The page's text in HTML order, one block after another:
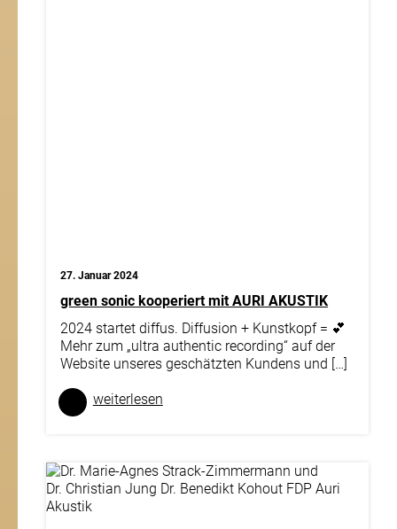
27. Januar 2024
green sonic kooperiert mit AURI AKUSTIK
2024 startet diffus. Diffusion + Kunstkopf = 💕
Mehr zum „ultra authentic recording“ auf der
Website unseres geschätzten Kundens und […]
weiter­lesen